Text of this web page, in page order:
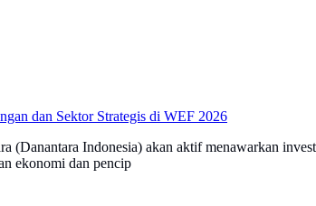
dan Sektor Strategis di WEF 2026
(Danantara Indonesia) akan aktif menawarkan
ekonomi dan pencip